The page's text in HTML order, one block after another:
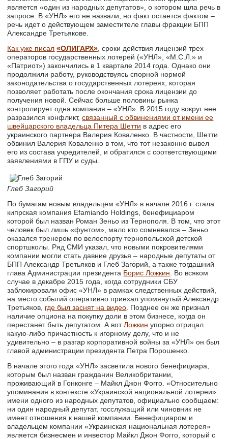
является «один из народных депутатов», о котором шла речь в
запросе. В «УНЛ» его не назвали, но факт остается фактом –
речь идет о действующем заместителе главы фракции БПП
Александре Третьякове.
Как уже писал «ОЛИГАРХ» , сроки действия лицензий трех
операторов государственных лотерей («УНЛ», «М.С.Л.» и
«Патриот») закончились в 1 квартале 2014 года. Однако они
продолжили работу, руководствуясь спорной нормой
законодательства о государственных лотереях, которая
позволяет работать после окончания срока лицензии до
получения новой. Сейчас больше половины рынка
контролирует одна компания – «УНЛ». В 2015 году вокруг нее
разразился конфликт,связанный с обвинениями от имени ее
швейцарского владельца Питера Шетти в адрес его
украинского партнера Валерия Коваленко. В частности, Шетти
обвинил Валерия Коваленко в том, что тот незаконно вывел
его из состава учредителей, и обратился с соответствующими
заявлениями в ГПУ и суды.
Глеб Загорий
По бумагам новым владельцем «УНЛ» в начале 2016 г. стала
кипрская компания Efamiando Holdings, бенефициаром
которой был назван Роман Зеньо из Тернополя. В том, что этот
человек был лишь «фунтом», мало кто сомневался – Зеньо
оказался тренером по велоспорту тернопольской детской
спортшколы. Ряд СМИ указал, что новыми покровителями
компании могли стать давние друзья – народные депутаты от
БПП Александр Третьяков и Глеб Загорий, а также тогдашний
глава Администрации президента Борис Ложкин. Во всяком
случае в декабре 2015 года, когда сотрудники СБУ
заблокировали офис «УНЛ» в рамках следственных действий,
на место событий оперативно приехал упомянутый Александр
Третьяков, где был заснят на видео. Позднее он же признал
наличие опциона на покупку доли в этом бизнесе, когда он
перестанет быть депутатом. А вотЛожкин упорно отрицал
какую-либо причастность к игорному делу, что и не
удивительно – в разгар корпоративной войны за «УНЛ» он был
главой администрации президента Петра Порошенко.
В начале этого года «УНЛ» засветила нового бенефициара,
которым был назван гражданин Великобритании,
проживающий в Гонконге – Майкл Джон Фогго. «Относительно
упоминания в контексте «Украинской национальной лотереи»
имени одного из народных депутатов, официально сообщаем:
ни один народный депутат, госслужащий или чиновник не
имеет отношения к нашей компании. Бенефициаром и
владельцем компании «Украинская национальная лотерея»
является бизнесмен и инвестор Майкл Джон Фогго, который с